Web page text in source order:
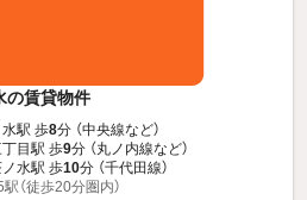
の賃貸物件
駅 歩8分 （中央線など）
目駅 歩9分 （丸ノ内線など）
水駅 歩10分 （千代田線）
（徒歩20分圏内）